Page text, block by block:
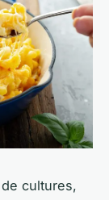
cultures,